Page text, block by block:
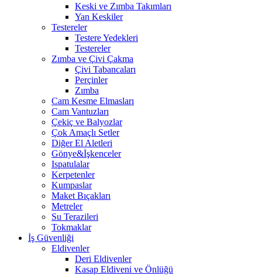
Keski ve Zımba Takımları
Yan Keskiler
Testereler
Testere Yedekleri
Testereler
Zımba ve Çivi Çakma
Çivi Tabancaları
Perçinler
Zımba
Cam Kesme Elmasları
Cam Vantuzları
Çekiç ve Balyozlar
Çok Amaçlı Setler
Diğer El Aletleri
Gönye&İşkenceler
Ispatulalar
Kerpetenler
Kumpaslar
Maket Bıçakları
Metreler
Su Terazileri
Tokmaklar
İş Güvenliği
Eldivenler
Deri Eldivenler
Kasap Eldiveni ve Önlüğü